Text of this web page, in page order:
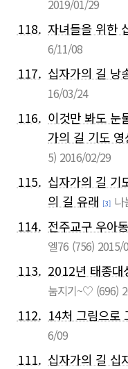
2019/01/29
118. 자녀들을 위한
6/11/08
117. 십자가의 길 낭
16/03/24
116. 이것만 봐도 눈
가의 길 기도
5) 2016/02/29
115. 십자가의 길 기
의 길 유래 [3]
114. 전주교구 우아
엘76 (756) 2015/
113. 2012년 태종대
눔지기~♡ (696)
112. 14처 그림으로
6/09
111. 십자가의 길 십